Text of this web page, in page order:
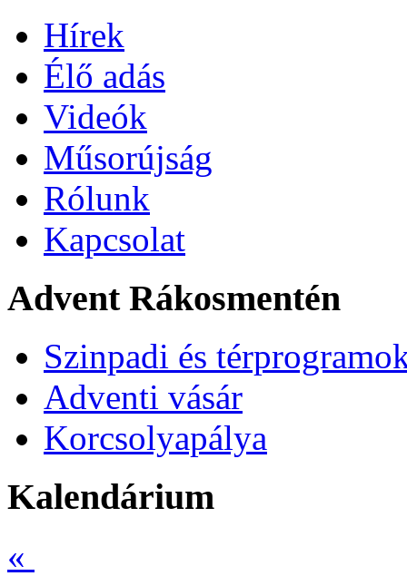
Hírek
Élő adás
Videók
Műsorújság
Rólunk
Kapcsolat
Advent Rákosmentén
Szinpadi és
Adventi vásár
Korcsolyapálya
Kalendárium
«